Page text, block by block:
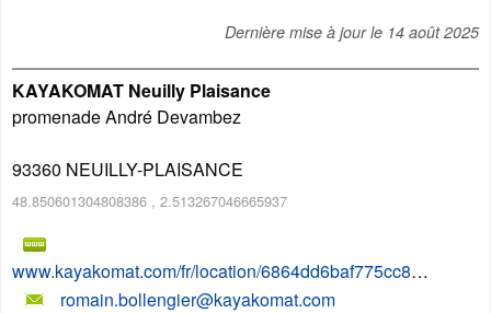
Dernière mise à jour le 14 août 2025
KAYAKOMAT Neuilly Plaisance
promenade André Devambez
93360 NEUILLY-PLAISANCE
48.850601304808386 , 2.513267046665937
www.kayakomat.com/fr/location/6864dd6baf775cc826359b7f
romain.bollengier@kayakomat.com